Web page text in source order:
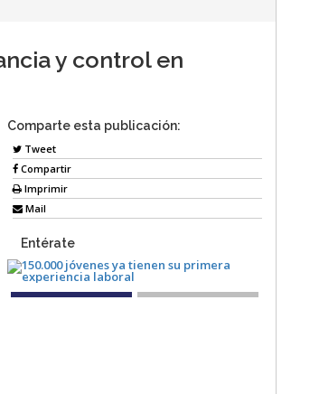
y control en
Comparte esta publicación:
Tweet
Compartir
Imprimir
Mail
Entérate